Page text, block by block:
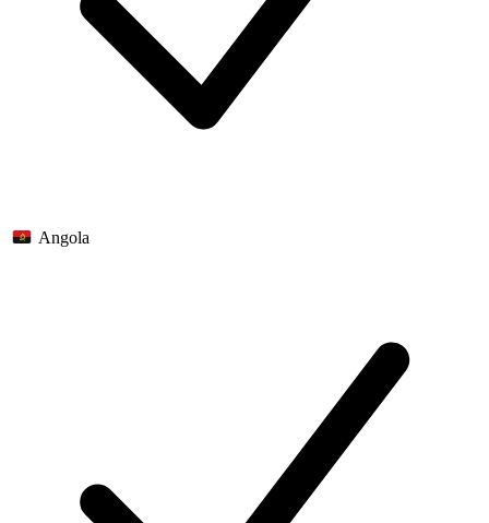
Angola